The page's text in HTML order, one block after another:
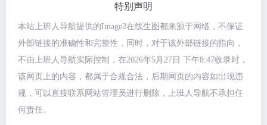
特别声明
本站上班人导航提供的Image2在线生图都来源于网络，不保证
外部链接的准确性和完整性，同时，对于该外部链接的指向，
不由上班人导航实际控制，在2026年5月27日 下午8:47收录时，
该网页上的内容，都属于合规合法，后期网页的内容如出现违
规，可以直接联系网站管理员进行删除，上班人导航不承担任
何责任。